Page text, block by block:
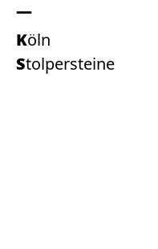
Köln
Stolpersteine